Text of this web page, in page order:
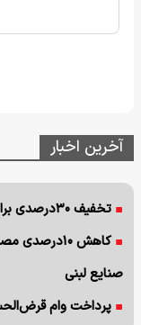
آخرین اخبار
تخفیف ۳۰درصدی برای این گروه از مشترکان برق+جزییات
کاهش
صنایع لبنی
پرداخت وام